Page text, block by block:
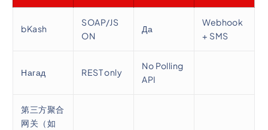
bKash
SOAP/JS
ON
Да
Webhook
+ SMS
Нагад REST only
No Polling
API
第三方聚合
网关（如